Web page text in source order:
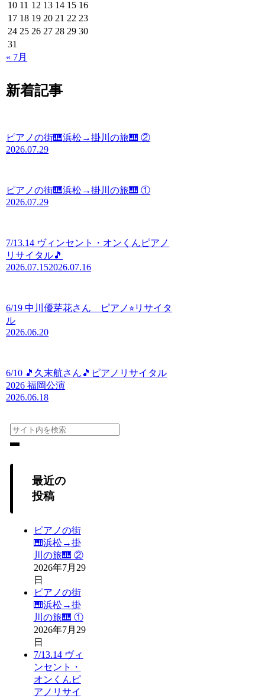
10 11 12 13 14 15 16
17 18 19 20 21 22 23
24 25 26 27 28 29 30
31
« 7月
新着記事
ピアノの街🎹浜松→掛川の旅🎹 ②
2026.07.29
ピアノの街🎹浜松→掛川の旅🎹 ①
2026.07.29
7/13.14 ヴィンセント・オンくんピアノ
リサイタル🎵
2026.07.152026.07.16
6/19 中川優芽花さん ピアノ⭐︎リサイタ
ル
2026.06.20
6/10 🎵久末航さん🎵ピアノリサイタル
2026 福岡公演
2026.06.18
最近の
投稿
ピアノの街
🎹浜松→掛
川の旅🎹 ②
2026年7月29
日
ピアノの街
🎹浜松→掛
川の旅🎹 ①
2026年7月29
日
7/13.14 ヴィ
ンセント・
オンくんピ
アノリサイ